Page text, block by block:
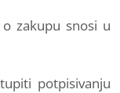
zakupu snosi u
potpisivanju